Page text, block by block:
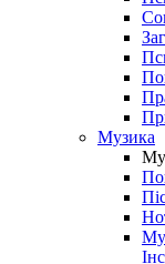
Музика